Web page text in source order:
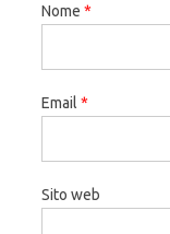
Nome *
Email *
Sito web